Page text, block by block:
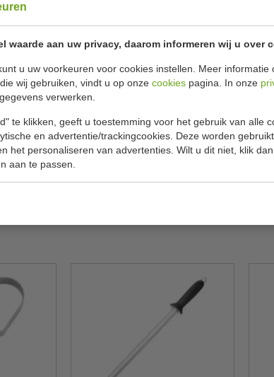
waarde aan uw privacy, daarom informeren wij u over
u uw voorkeuren voor cookies instellen. Meer informatie
wij gebruiken, vindt u op onze cookies pagina. In onze
verwerken.
te klikken, geeft u toestemming voor het gebruik van alle
en advertentie/trackingcookies. Deze worden
het personaliseren van advertenties. Wilt u dit niet, klik
aan te passen.
✔
Dick slijpstaaf. Deze 30 cm ronde slijpstaaf
een veilig handgreep zodat u zicht niet kunt